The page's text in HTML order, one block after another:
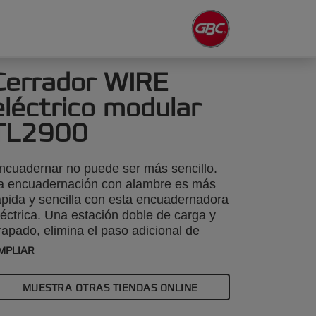
WIRE
modular
no puede ser más sencillo.
encuadernación con alambre es más
y sencilla con esta encuadernadora
Una estación doble de carga y
elimina el paso adicional de
los documentos para cargarlos.
y cerrar el alambre con solo pulsar
botón.
MUESTRA OTRAS TIENDAS ONLINE